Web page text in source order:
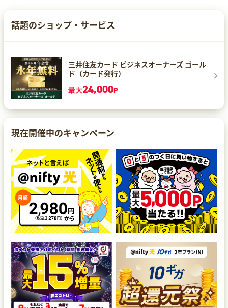
話題のショップ・サービス
三井住友カード ビジネスオーナーズ ゴール
ド（カード発行）
最大24,000P
現在開催中のキャンペーン